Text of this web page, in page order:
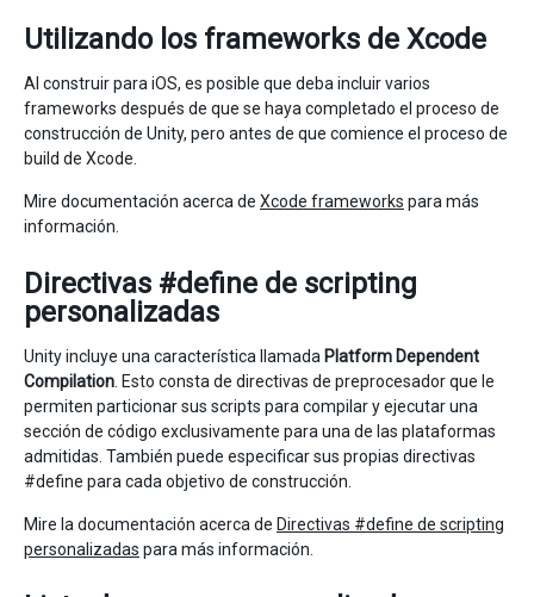
Utilizando los frameworks de Xcode
Al construir para iOS, es posible que deba incluir varios
frameworks después de que se haya completado el proceso de
construcción de Unity, pero antes de que comience el proceso de
build de Xcode.
Mire documentación acerca de Xcode frameworks para más
información.
Directivas #define de scripting
personalizadas
Unity incluye una característica llamada Platform Dependent
Compilation . Esto consta de directivas de preprocesador que le
permiten particionar sus scripts para compilar y ejecutar una
sección de código exclusivamente para una de las plataformas
admitidas. También puede especificar sus propias directivas
#define para cada objetivo de construcción.
Mire la documentación acerca de Directivas #define de scripting
personalizadas para más información.